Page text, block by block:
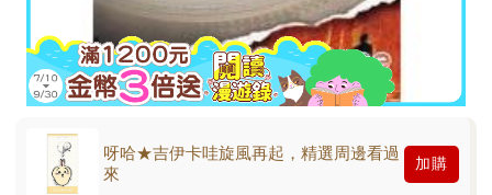
呀哈★吉伊卡哇旋風再起，精選周邊看過
來
加購